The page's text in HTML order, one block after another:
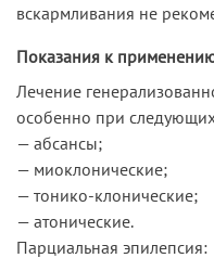
вскармливания не
Показания к
Лечение
особенно при
— абсансы;
— миоклонические;
— тонико-клонические;
— атонические.
Парциальная эпилепсия: